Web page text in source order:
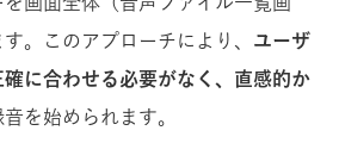
。このアプローチにより、 ユーザ
に合わせる必要がなく、直感的か
音を始められます。